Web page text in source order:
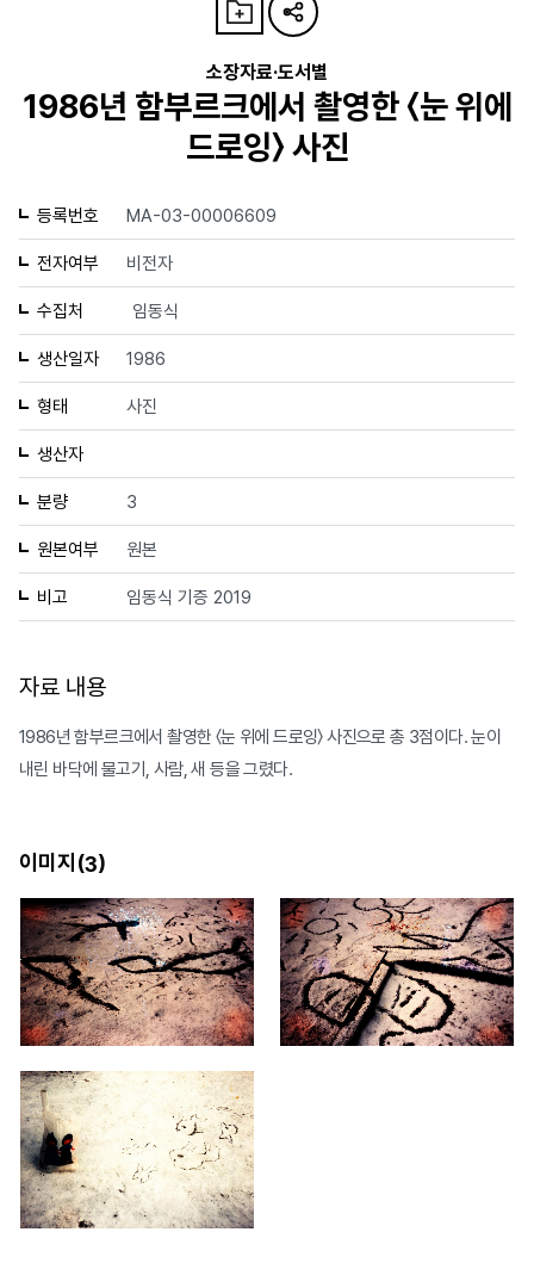
소장자료·도서별
1986년 함부르크에서 촬영한 〈눈 위에
드로잉〉 사진
등록번호 MA-03-00006609
전자여부 비전자
수집처 임동식
생산일자 1986
형태 사진
생산자
분량 3
원본여부 원본
비고 임동식 기증 2019
자료 내용
1986년 함부르크에서 촬영한 〈눈 위에 드로잉〉 사진으로 총 3점이다. 눈이
내린 바닥에 물고기, 사람, 새 등을 그렸다.
이미지(3)